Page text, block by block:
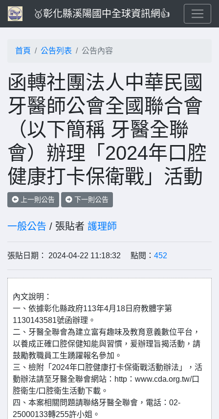
🥇彰化縣溪陽國中全球資訊網👍
首頁 公告列表 公告內容
函轉社團法人中華民國
牙醫師公會全國聯合會
（以下簡稱 牙醫全聯
會）辦理「2024年口腔
健康打卡保衛戰」活動
上一則公告 下一則公告
一般公告 / 張貼者 護理師
張貼日期： 2024-04-22 11:18:32 點閱： 452
內文說明：
一、依據彰化縣政府113年4月18日府教體字第
1130143581號函辦理。
二、牙醫全聯會為建立富有趣味及教育意義數位平台，
以養成正確口腔保健知能與習慣，爰辦理旨揭活動，請
鼓勵教職員工生踴躍報名參加。
三、檢附「2024年口腔健康打卡保衛戰活動辦法」，活
動辦法請至牙醫全聯會網站：http：www.cda.org.tw/口
腔衛生/口腔衛生活動下載。
四、本案相關問題請聯絡牙醫全聯會，電話：02-
25000133轉255許小姐。